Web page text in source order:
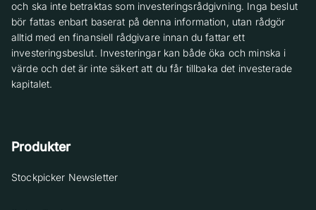
och ska inte betraktas som investeringsrådgivning. Inga beslut
bör fattas enbart baserat på denna information, utan rådgör
alltid med en finansiell rådgivare innan du fattar ett
investeringsbeslut. Investeringar kan både öka och minska i
värde och det är inte säkert att du får tillbaka det investerade
kapitalet.
Produkter
Stockpicker Newsletter